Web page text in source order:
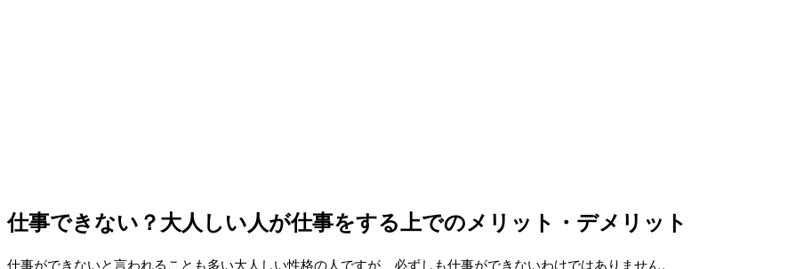
仕事できない？大人しい人が仕事をする上でのメリット・デメリット
仕事ができないと言われることも多い大人しい性格の人ですが、必ずしも仕事ができないわけではありません。